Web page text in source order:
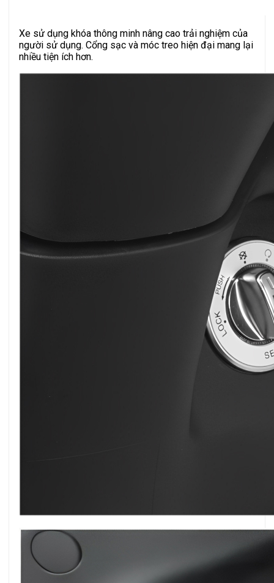
Xe sử dụng khóa thông minh nâng cao trải nghiệm của
người sử dụng. Cổng sạc và móc treo hiện đại mang lại
nhiều tiện ích hơn.